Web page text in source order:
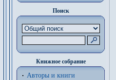
Поиск
Книжное собрание
Авторы и книги